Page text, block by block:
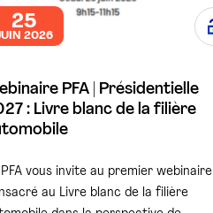
25
2026
PFA | Présidentielle
: Livre blanc de la filière
vous invite au premier webinaire
au Livre blanc de la filière